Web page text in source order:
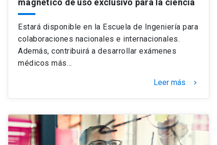
magnético de uso exclusivo para la ciencia
Estará disponible en la Escuela de Ingeniería para
colaboraciones nacionales e internacionales.
Además, contribuirá a desarrollar exámenes
médicos más…
Leer más keyboard_arrow_right